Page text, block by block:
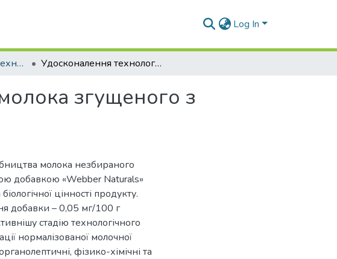
Log In
Кафедра харчових технологій. Магістри Удосконалення технології виробництва молока згущеного з цукром
згущеного з
молока незбираного
добавкою «Webber Naturals»
цінності продукту.
добавки – 0,05 мг/100 г
стадію технологічного
нормалізованої молочної
фізико-хімічні та